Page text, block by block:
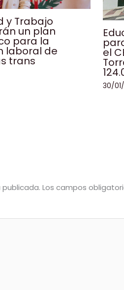
y Trabajo
un plan
para la
laboral de
trans
el
30/
Los campos